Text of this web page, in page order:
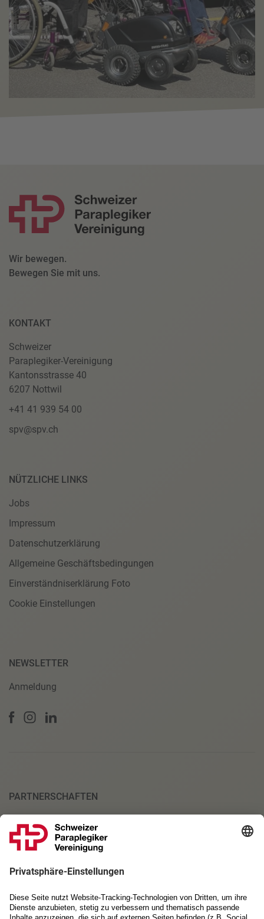
Wir bewegen.
Bewegen Sie mit uns.
KONTAKT
Schweizer
Paraplegiker-Vereinigung
Kantonsstrasse 40
6207 Nottwil
+41 41 939 54 00
spv@spv.ch
NÜTZLICHE LINKS
Jobs
Impressum
Datenschutzerklärung
Allgemeine Geschäftsbedingungen
Einverständniserklärung Foto
Cookie Einstellungen
NEWSLETTER
Anmeldung
PARTNERSCHAFTEN